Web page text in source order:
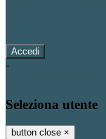
-
Seleziona utente
button close ×